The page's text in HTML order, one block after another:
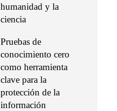
humanidad y la
ciencia
Pruebas de
conocimiento cero
como herramienta
clave para la
protección de la
información